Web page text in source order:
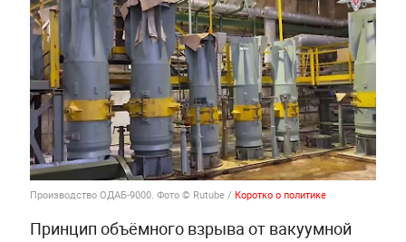
Производство ОДАБ-9000. Фото © Rutube / Коротко о политике
Принцип объёмного взрыва от вакуумной